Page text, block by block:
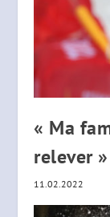
« Ma
relever »
11.02.2022